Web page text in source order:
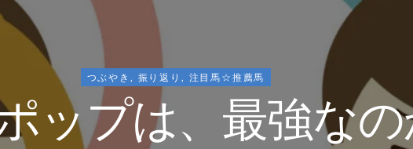
ップは、最強な
つぶやき 振り返り 注目馬☆推薦馬